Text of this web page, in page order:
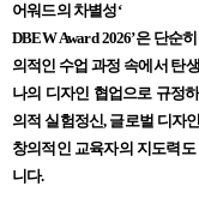
어워드의 차별성‘
DBEW Award 2026’은 단순
의적인 수업 과정 속에서 탄
나의 디자인 협업으로 규정
의적 실험정신, 글로벌 디자
창의적인 교육자의 지도력
니다.